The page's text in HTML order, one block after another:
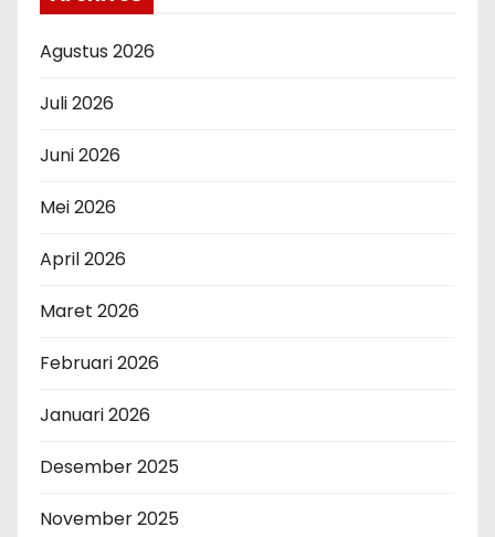
Agustus 2026
Juli 2026
Juni 2026
Mei 2026
April 2026
Maret 2026
Februari 2026
Januari 2026
Desember 2025
November 2025